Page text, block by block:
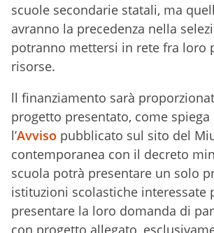
scuole secondarie statali, ma
avranno la precedenza nella
potranno mettersi in rete fra loro
risorse.
ll finanziamento sarà
progetto presentato, come
l’Avviso pubblicato sul sito del
contemporanea con il decreto
scuola potrà presentare un solo
istituzioni scolastiche interessate
presentare la loro domanda di
con progetto allegato,